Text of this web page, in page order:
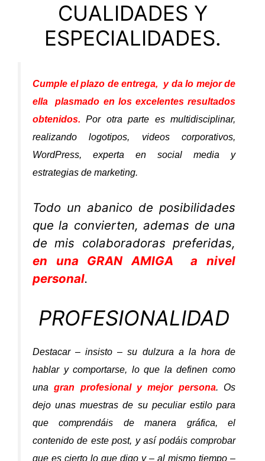
CUALIDADES Y
ESPECIALIDADES.
Cumple el plazo de entrega, y da lo mejor de
ella plasmado en los excelentes resultados
obtenidos. Por otra parte es multidisciplinar,
realizando logotipos, videos corporativos,
WordPress, experta en social media y
estrategias de marketing.
Todo un abanico de posibilidades
que la convierten, ademas de una
de mis colaboradoras preferidas,
en una GRAN AMIGA a nivel
personal.
PROFESIONALIDAD
Destacar – insisto – su dulzura a la hora de
hablar y comportarse, lo que la definen como
unagran profesional y mejor persona. Os
dejo unas muestras de su peculiar estilo para
que comprendáis de manera gráfica, el
contenido de este post, y así podáis comprobar
que es cierto lo que digo y – al mismo tiempo –